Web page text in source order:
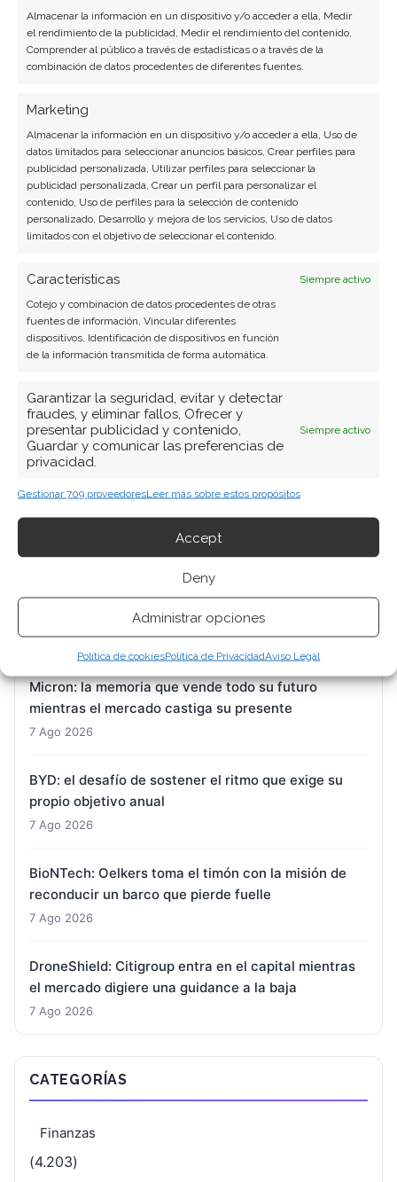
Almacenar la información en un dispositivo y/o acceder a ella, Medir
el rendimiento de la publicidad, Medir el rendimiento del contenido,
Comprender al público a través de estadísticas o a través de la
combinación de datos procedentes de diferentes fuentes.
Marketing
Almacenar la información en un dispositivo y/o acceder a ella, Uso de
datos limitados para seleccionar anuncios básicos, Crear perfiles para
publicidad personalizada, Utilizar perfiles para seleccionar la
publicidad personalizada, Crear un perfil para personalizar el
contenido, Uso de perfiles para la selección de contenido
personalizado, Desarrollo y mejora de los servicios, Uso de datos
limitados con el objetivo de seleccionar el contenido.
Características
Siempre activo
Cotejo y combinación de datos procedentes de otras
fuentes de información, Vincular diferentes
dispositivos, Identificación de dispositivos en función
de la información transmitida de forma automática.
Garantizar la seguridad, evitar y detectar
fraudes, y eliminar fallos, Ofrecer y
presentar publicidad y contenido,
Guardar y comunicar las preferencias de
privacidad.
Siempre activo
Gestionar 709 proveedoresLeer más sobre estos propósitos
Accept
Deny
Administrar opciones
Política de cookiesPolítica de PrivacidadAviso Legal
Ver todos los artículos →
BUSCAR
ARTÍCULOS RECIENTES
Nvidia: el pulso entre la euforia por el ecosistema y
la prudencia de los insiders
8 Ago 2026
Micron: la memoria que vende todo su futuro
mientras el mercado castiga su presente
7 Ago 2026
BYD: el desafío de sostener el ritmo que exige su
propio objetivo anual
7 Ago 2026
BioNTech: Oelkers toma el timón con la misión de
reconducir un barco que pierde fuelle
7 Ago 2026
DroneShield: Citigroup entra en el capital mientras
el mercado digiere una guidance a la baja
7 Ago 2026
CATEGORÍAS
Finanzas
(4.203)